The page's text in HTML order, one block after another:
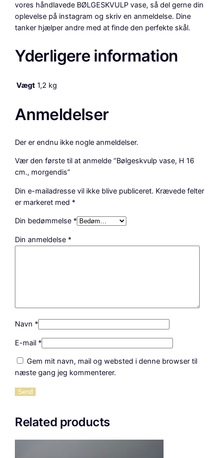
vores håndlavede BØLGESKVULP vase, så del gerne din
oplevelse på instagram og skriv en anmeldelse. Dine
tanker hjælper andre med at finde den perfekte skål.
Yderligere information
Vægt 1,2 kg
Anmeldelser
Der er endnu ikke nogle anmeldelser.
Vær den første til at anmelde “Bølgeskvulp vase, H 16
cm., morgendis”
Din e-mailadresse vil ikke blive publiceret. Krævede felter
er markeret med *
Din bedømmelse *
Din anmeldelse *
Navn *
E-mail *
Gem mit navn, mail og websted i denne browser til
næste gang jeg kommenterer.
Related products